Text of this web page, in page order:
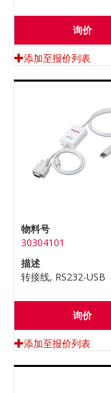
询价
添加至报价列表
物料号
30304101
描述
转接线, RS232-USB
询价
添加至报价列表